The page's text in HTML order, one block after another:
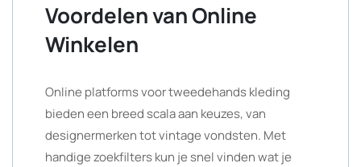
Voordelen van Online
Winkelen
Online platforms voor tweedehands kleding
bieden een breed scala aan keuzes, van
designermerken tot vintage vondsten. Met
handige zoekfilters kun je snel vinden wat je